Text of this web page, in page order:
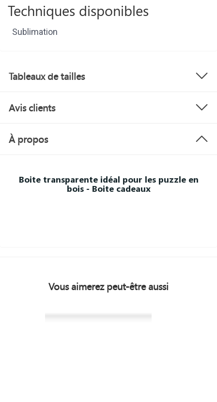
Techniques disponibles
Sublimation
Tableaux de tailles
Avis clients
À propos
Boite transparente idéal pour les puzzle en
bois - Boite cadeaux
Vous aimerez peut-être aussi